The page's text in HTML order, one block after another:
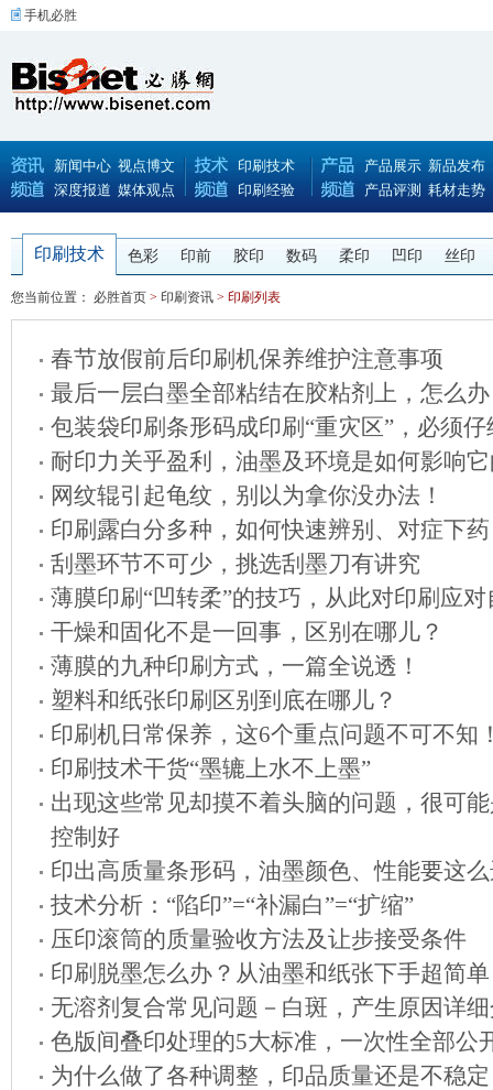
手机必胜
新闻中心 视点博文
深度报道 媒体观点
印刷技术
印刷经验
产品展示 新品发布
产品评测 耗材走势
印刷技术 色彩 印前 胶印 数码 柔印 凹印 丝印
您当前位置： 必胜首页 > 印刷资讯 > 印刷列表
春节放假前后印刷机保养维护注意事项
最后一层白墨全部粘结在胶粘剂上，怎么
包装袋印刷条形码成印刷“重灾区”，必须
耐印力关乎盈利，油墨及环境是如何影响
网纹辊引起龟纹，别以为拿你没办法！
印刷露白分多种，如何快速辨别、对症下
刮墨环节不可少，挑选刮墨刀有讲究
薄膜印刷“凹转柔”的技巧，从此对印刷应对
干燥和固化不是一回事，区别在哪儿？
薄膜的九种印刷方式，一篇全说透！
塑料和纸张印刷区别到底在哪儿？
印刷机日常保养，这6个重点问题不可不知
印刷技术干货“墨辘上水不上墨”
出现这些常见却摸不着头脑的问题，很可
控制好
印出高质量条形码，油墨颜色、性能要这
技术分析：“陷印”=“补漏白”=“扩缩”
压印滚筒的质量验收方法及让步接受条件
印刷脱墨怎么办？从油墨和纸张下手超简
无溶剂复合常见问题－白斑，产生原因详
色版间叠印处理的5大标准，一次性全部公
为什么做了各种调整，印品质量还是不稳